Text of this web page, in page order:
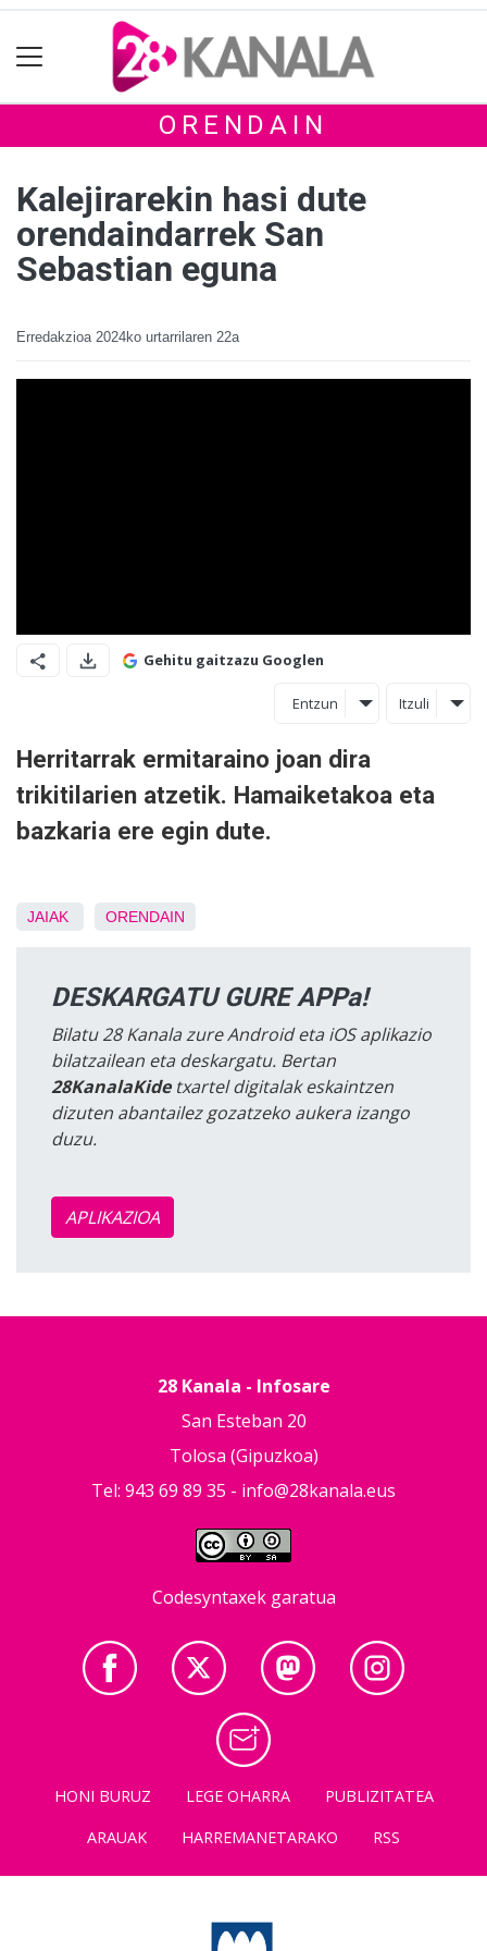
ORENDAIN
Kalejirarekin hasi dute
orendaindarrek San
Sebastian eguna
Erredakzioa 2024ko urtarrilaren 22a
Gehitu gaitzazu Googlen
Entzun Itzuli
Herritarrak ermitaraino joan dira
trikitilarien atzetik. Hamaiketakoa eta
bazkaria ere egin dute.
JAIAK ORENDAIN
DESKARGATU GURE APPa!
Bilatu 28 Kanala zure Android eta iOS aplikazio
bilatzailean eta deskargatu. Bertan
28KanalaKidetxartel digitalak eskaintzen
dizuten abantailez gozatzeko aukera izango
duzu.
APLIKAZIOA
28 Kanala - Infosare
San Esteban 20
Tolosa (Gipuzkoa)
Tel: 943 69 89 35 - info@28kanala.eus
Codesyntaxek garatua
HONI BURUZ LEGE OHARRA
PUBLIZITATEA
ARAUAK
HARREMANETARAKO RSS